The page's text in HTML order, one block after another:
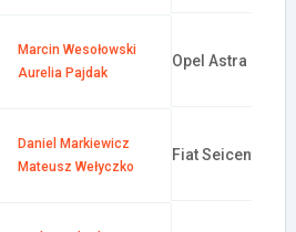
Marcin Wesołowski
Aurelia Pajdak
Opel Astra GSi
Daniel Markiewicz
Mateusz Wełyczko
Fiat Seicento